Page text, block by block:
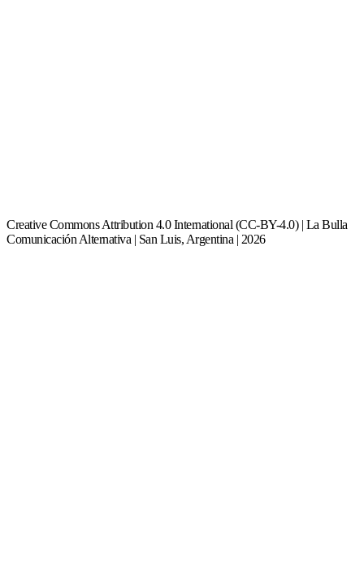
Creative Commons Attribution 4.0 International (CC-BY-4.0) | La Bulla
Comunicación Alternativa | San Luis, Argentina | 2026